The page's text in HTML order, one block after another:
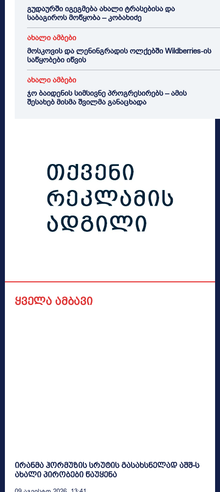
გუდაურში იგეგმება ახალი ტრასებისა და
საბაგიროს მოწყობა – კობახიძე
ახალი ამბები
მოსკოვის და ლენინგრადის ოლქებში Wildberries-ის
საწყობები იწვის
ახალი ამბები
ჯო ბაიდენის სიმსივნე პროგრესირებს – ამის
შესახებ მისმა შვილმა განაცხადა
ყველა ამბავი
ირანმა ჰორმუზის სრუტის გასახსნელად აშშ-ს
ახალი პირობები წაუყენა